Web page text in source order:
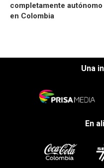
completamente autónomo
en Colombia
Una
En